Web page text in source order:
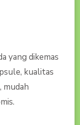
yang dikemas
kualitas
mudah